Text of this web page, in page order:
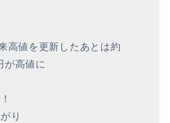
高値を更新したあとは約
が高値に
り